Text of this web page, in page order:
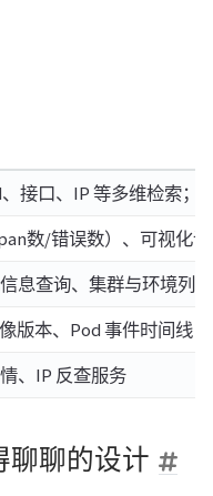
接口、IP 等多维检索；
数/错误数）、可视化
息查询、集群与环境列表
版本、Pod 事件时间线
、IP 反查服务
聊聊的设计